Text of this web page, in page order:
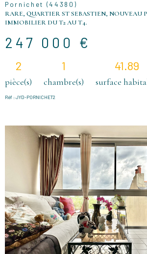
Pornichet (44380)
RARE, QUARTIER ST SEBASTIEN, NOUVEAU
IMMOBILIER DU T2 AU T4.
247 000 €
2
pièce(s)
1
chambre(s)
41.89
surface
Réf : JYD-PORNICHET2
VOIR LE
BIEN